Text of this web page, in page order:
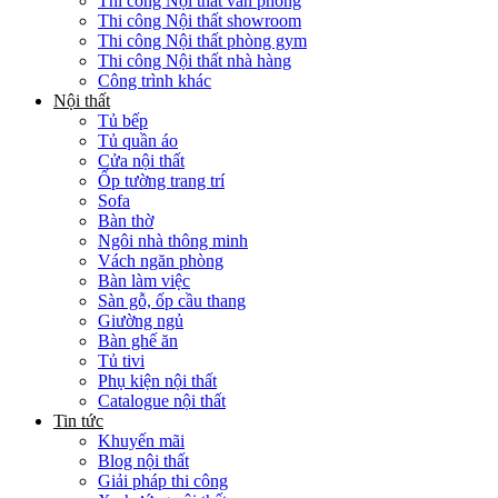
Thi công Nội thất showroom
Thi công Nội thất phòng gym
Thi công Nội thất nhà hàng
Công trình khác
Nội thất
Tủ bếp
Tủ quần áo
Cửa nội thất
Ốp tường trang trí
Sofa
Bàn thờ
Ngôi nhà thông minh
Vách ngăn phòng
Bàn làm việc
Sàn gỗ, ốp cầu thang
Giường ngủ
Bàn ghế ăn
Tủ tivi
Phụ kiện nội thất
Catalogue nội thất
Tin tức
Khuyến mãi
Blog nội thất
Giải pháp thi công